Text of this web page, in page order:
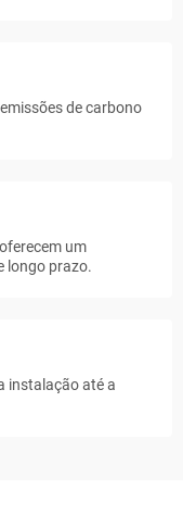
de carbono
um
longo prazo.
instalação até a